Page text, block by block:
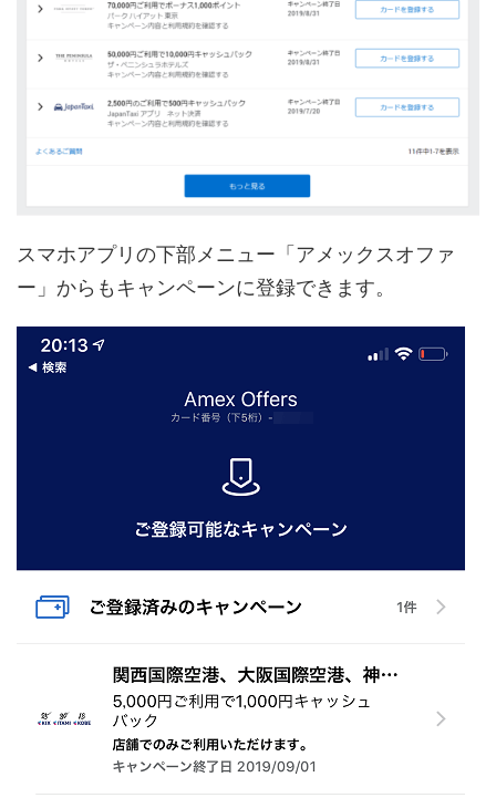
スマホアプリの下部メニュー「アメックスオファ
ー」からもキャンペーンに登録できます。